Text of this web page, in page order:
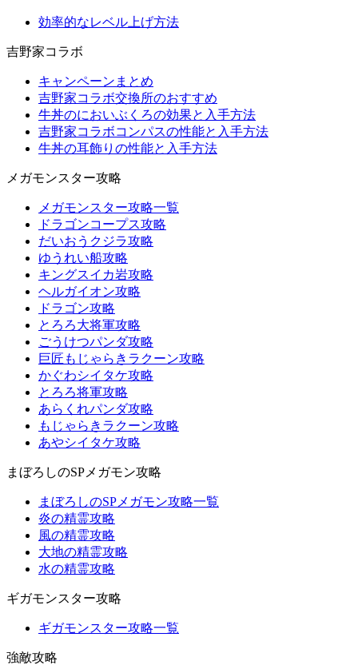
効率的なレベル上げ方法
吉野家コラボ
キャンペーンまとめ
吉野家コラボ交換所のおすすめ
牛丼のにおいぶくろの効果と入手方法
吉野家コラボコンパスの性能と入手方法
牛丼の耳飾りの性能と入手方法
メガモンスター攻略
メガモンスター攻略一覧
ドラゴンコープス攻略
だいおうクジラ攻略
ゆうれい船攻略
キングスイカ岩攻略
ヘルガイオン攻略
ドラゴン攻略
とろろ大将軍攻略
ごうけつパンダ攻略
巨匠もじゃらきラクーン攻略
かぐわシイタケ攻略
とろろ将軍攻略
あらくれパンダ攻略
もじゃらきラクーン攻略
あやシイタケ攻略
まぼろしのSPメガモン攻略
まぼろしのSPメガモン攻略一覧
炎の精霊攻略
風の精霊攻略
大地の精霊攻略
水の精霊攻略
ギガモンスター攻略
ギガモンスター攻略一覧
強敵攻略